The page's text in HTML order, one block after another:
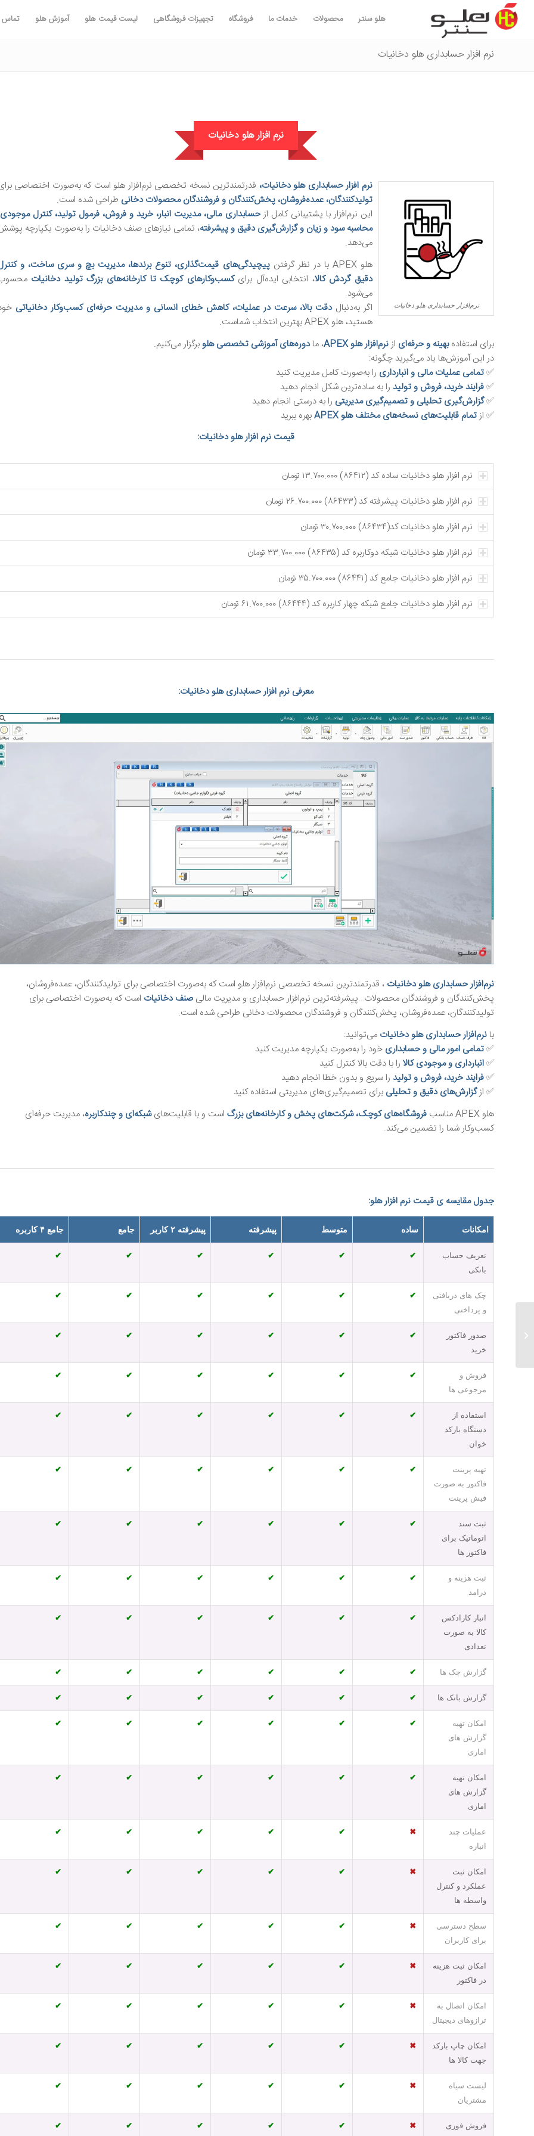
هلو سنتر محصولات خدمات ما فروشگاه تجهیزات فروشگاهی لیست قیمت هلو آموزش هلو تماس
نرم افزار حسابداری هلو دخانیات
نرم افزار هلو دخانیات
نرم‌افزار حسابداری هلو دخانیات
نرم افزار حسابداری هلو دخانیات، قدرتمندترین نسخه تخصصی نرم‌افزار هلو است که به‌صورت اختصاصی
تولیدکنندگان، عمده‌فروشان، پخش‌کنندگان و فروشندگان محصولات دخانی طراحی شده است.
این نرم‌افزار با پشتیبانی کامل ازحسابداری مالی، مدیریت انبار، خرید و فروش، فرمول تولید، کنترل
محاسبه سود و زیان و گزارش‌گیری دقیق و پیشرفته، تمامی نیازهای صنف دخانیات را به‌صورت یکپارچه
می‌دهد.
هلو APEX با در نظر گرفتن
پیچیدگی‌های قیمت‌گذاری، تنوع برندها، مدیریت بچ و سری ساخت، و
دقیق گردش کالا، انتخابی ایده‌آل برایکسب‌وکارهای کوچک تا کارخانه‌های بزرگ تولید دخانیات
می‌شود.
اگر به‌دنبالدقت بالا، سرعت در عملیات، کاهش خطای انسانی و مدیریت حرفه‌ای کسب‌وکار دخانیاتی
هستید، هلو APEX بهترین انتخاب شماست.
برای استفادهبهینه و حرفه‌ای ازنرم‌افزار هلو APEX ، مادوره‌های آموزشی تخصصی هلو برگزار می‌کنیم.
در این آموزش‌ها یاد می‌گیرید چگونه:
✅تمامی عملیات مالی و انبارداری را به‌صورت کامل مدیریت کنید
✅فرایند خرید، فروش و تولید را به ساده‌ترین شکل انجام دهید
✅گزارش‌گیری تحلیلی و تصمیم‌گیری مدیریتی را به درستی انجام دهید
✅ ازتمام قابلیت‌های نسخه‌های مختلف هلو APEX
بهره ببرید
قیمت نرم افزار هلو دخانیات:
نرم افزار هلو دخانیات ساده کد (۸۶۴۱۲) ۱۳.۷۰۰.۰۰۰ تومان
نرم افزار هلو دخانیات پیشرفته کد (۸۶۴۳۳) ۲۶.۷۰۰.۰۰۰ تومان
نرم افزار هلو دخانیات کد(۸۶۴۳۴) ۳۰.۷۰۰.۰۰۰ تومان
نرم افزار هلو دخانیات شبکه دوکاربره کد (۸۶۴۳۵) ۳۳.۷۰۰.۰۰۰ تومان
نرم افزار هلو دخانیات جامع کد (۸۶۴۴۱) ۳۵.۷۰۰.۰۰۰ تومان
نرم افزار هلو دخانیات جامع شبکه چهار کاربره کد (۸۶۴۴۴) ۶۱.۷۰۰.۰۰۰ تومان
معرفی نرم افزار حسابداری هلو دخانیات:
نرم‌افزار حسابداری هلو دخانیات ، قدرتمندترین نسخه تخصصی نرم‌افزار هلو است که به‌صورت اختصاصی برای تولیدکنندگان، عمده‌فروشان،
پخش‌کنندگان و فروشندگان محصولات…پیشرفته‌ترین نرم‌افزار حسابداری و مدیریت مالی صنف دخانیات است که به‌صورت اختصاصی برای
تولیدکنندگان، عمده‌فروشان، پخش‌کنندگان و فروشندگان محصولات دخانی طراحی شده است.
با نرم‌افزار حسابداری هلو دخانیات می‌توانید:
✅تمامی امور مالی و حسابداری خود را به‌صورت یکپارچه مدیریت کنید
✅انبارداری و موجودی کالا را با دقت بالا کنترل کنید
✅فرایند خرید، فروش و تولید را سریع و بدون خطا انجام دهید
✅ ازگزارش‌های دقیق و تحلیلی برای تصمیم‌گیری‌های مدیریتی استفاده کنید
هلو APEX مناسب
فروشگاه‌های کوچک، شرکت‌های پخش و کارخانه‌های بزرگ است و با قابلیت‌هایشبکه‌ای و چندکاربره، مدیریت حرفه‌ای
کسب‌وکار شما را تضمین می‌کند.
جدول مقایسه ی قیمت نرم افزار هلو:
امکانات ساده متوسط پیشرفته پیشرفته ۲ کاربر جامع جامع ۴ کاربره
تعریف حساب
بانکی
✔
✔
✔
✔
✔
✔
چک های دریافتی
و پرداختی
✔
✔
✔
✔
✔
✔
صدور فاکتور
خرید
✔
✔
✔
✔
✔
✔
فروش و
مرجوعی ها
✔
✔
✔
✔
✔
✔
استفاده از
دستگاه بارکد
خوان
✔
✔
✔
✔
✔
✔
تهیه پرینت
فاکتور به صورت
فیش پرینت
✔
✔
✔
✔
✔
✔
ثبت سند
اتوماتیک برای
فاکتور ها
✔
✔
✔
✔
✔
✔
ثبت هزینه و
درامد
✔
✔
✔
✔
✔
✔
انبار کارادکس
کالا به صورت
تعدادی
✔
✔
✔
✔
✔
✔
گزارش چک ها ✔
✔
✔
✔
✔
✔
گزارش بانک ها ✔
✔
✔
✔
✔
✔
امکان تهیه
گزارش های
اماری
✔
✔
✔
✔
✔
✔
امکان تهیه
گزارش های
اماری
✔
✔
✔
✔
✔
✔
عملیات چند
انباره
✖
✔
✔
✔
✔
✔
امکان ثبت
عملکرد و کنترل
واسطه ها
✖
✔
✔
✔
✔
✔
سطح دسترسی
برای کاربران
✖
✔
✔
✔
✔
✔
امکان ثبت هزینه
در فاکتور
✖
✔
✔
✔
✔
✔
امکان اتصال به
ترازوهای دیجیتال
✖
✔
✔
✔
✔
✔
امکان چاپ بارکد
جهت کالا ها
✖
✔
✔
✔
✔
✔
لیست سیاه
مشتریان
✖
✔
✔
✔
✔
✔
فروش فوری ✖
✔
✔
✔
✔
✔
نرم‌افزار حسابداری هلو نان